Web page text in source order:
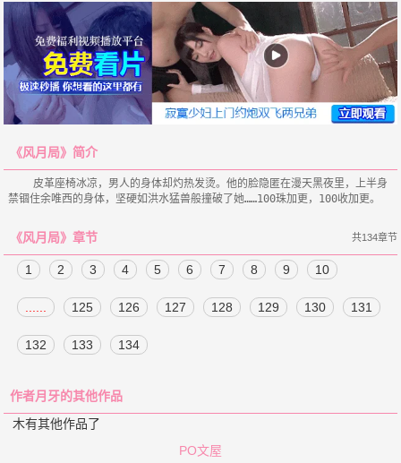
《风月局》简介
    皮革座椅冰凉，男人的身体却灼热发烫。他的脸隐匿在漫天黑夜里，上半身
《风月局》章节 共134章节
1 2 3 4 5 6 7 8 9 10
...... 125 126 127 128 129 130 131
132 133 134
作者月牙的其他作品
木有其他作品了
PO文屋